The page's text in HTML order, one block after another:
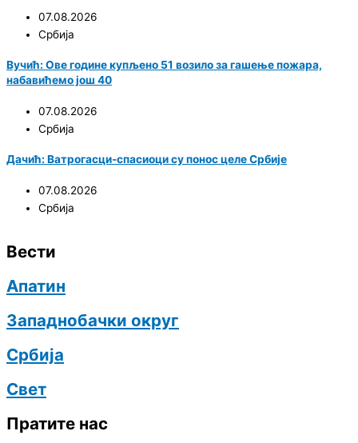
07.08.2026
Србија
Вучић: Ове године купљено 51 возило за гашење пожара,
набавићемо још 40
07.08.2026
Србија
Дачић: Ватрогасци-спасиоци су понос целе Србије
07.08.2026
Србија
Вести
Апатин
Западнобачки округ
Србија
Свет
Пратите нас